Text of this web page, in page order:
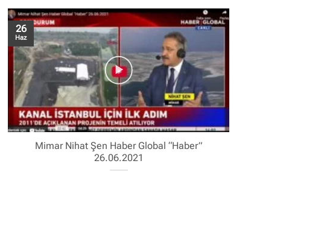
Mimar Nihat Şen Haber Global “Haber”
26.06.2021
26
Haz